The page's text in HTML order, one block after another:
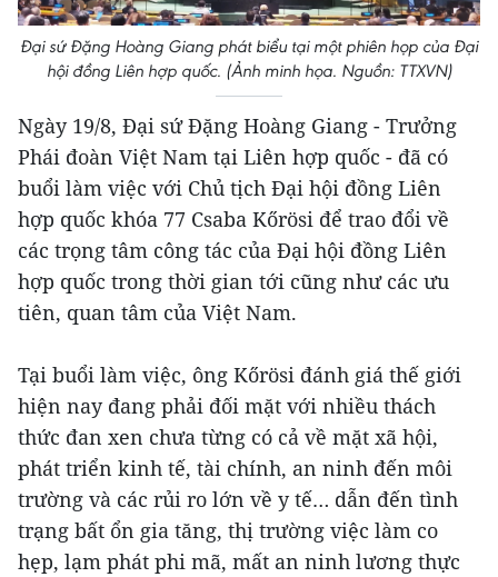
Đại sứ Đặng Hoàng Giang phát biểu tại một phiên họp của Đại
hội đồng Liên hợp quốc. (Ảnh minh họa. Nguồn: TTXVN)
Ngày 19/8, Đại sứ Đặng Hoàng Giang - Trưởng
Phái đoàn Việt Nam tại Liên hợp quốc - đã có
buổi làm việc với Chủ tịch Đại hội đồng Liên
hợp quốc khóa 77 Csaba Kőrösi để trao đổi về
các trọng tâm công tác của Đại hội đồng Liên
hợp quốc trong thời gian tới cũng như các ưu
tiên, quan tâm của Việt Nam.
Tại buổi làm việc, ông Kőrösi đánh giá thế giới
hiện nay đang phải đối mặt với nhiều thách
thức đan xen chưa từng có cả về mặt xã hội,
phát triển kinh tế, tài chính, an ninh đến môi
trường và các rủi ro lớn về y tế… dẫn đến tình
trạng bất ổn gia tăng, thị trường việc làm co
hẹp, lạm phát phi mã, mất an ninh lương thực